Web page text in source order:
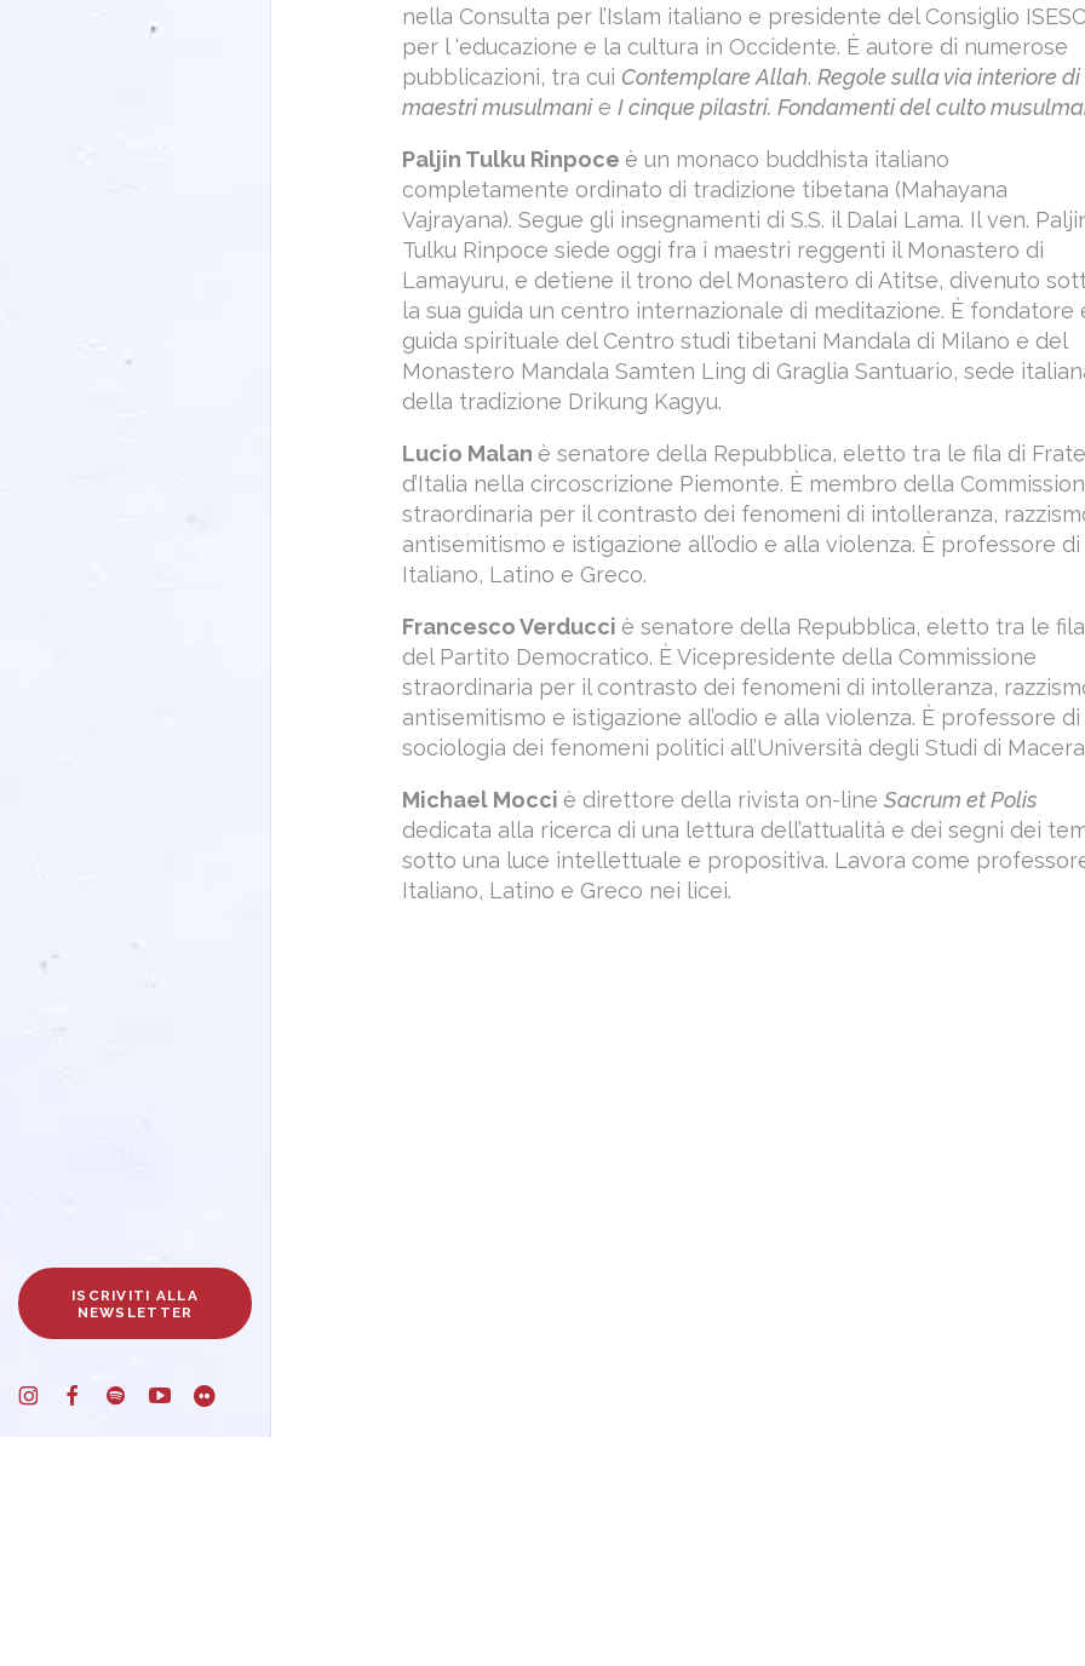
ISCRIVITI ALLA
NEWSLETTER
nella Consulta per l’Islam italiano e presidente del Consiglio
per l ‘educazione e la cultura in Occidente. È autore di numerose
pubblicazioni, tra cui Contemplare Allah.Regole sulla via interiore di
maestri musulmanieI cinque pilastri. Fondamenti del culto
Paljin Tulku Rinpoce è un monaco buddhista italiano
completamente ordinato di tradizione tibetana (Mahayana
Vajrayana). Segue gli insegnamenti di S.S. il Dalai Lama. Il ven.
Tulku Rinpoce siede oggi fra i maestri reggenti il Monastero di
Lamayuru, e detiene il trono del Monastero di Atitse, divenuto
la sua guida un centro internazionale di meditazione. È fondatore
guida spirituale del Centro studi tibetani Mandala di Milano e del
Monastero Mandala Samten Ling di Graglia Santuario, sede
della tradizione Drikung Kagyu.
Lucio Malan è senatore della Repubblica, eletto tra le fila di
d’Italia nella circoscrizione Piemonte. È membro della
straordinaria per il contrasto dei fenomeni di intolleranza,
antisemitismo e istigazione all’odio e alla violenza. È professore di
Italiano, Latino e Greco.
Francesco Verducci è senatore della Repubblica, eletto tra le fila
del Partito Democratico. È Vicepresidente della Commissione
straordinaria per il contrasto dei fenomeni di intolleranza,
antisemitismo e istigazione all’odio e alla violenza. È professore di
sociologia dei fenomeni politici all’Università degli Studi di
Michael Mocci è direttore della rivista on-lineSacrum et Polis
dedicata alla ricerca di una lettura dell’attualità e dei segni dei
sotto una luce intellettuale e propositiva. Lavora come
Italiano, Latino e Greco nei licei.